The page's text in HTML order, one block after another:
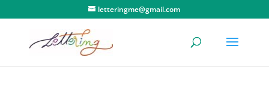
letteringme@gmail.com